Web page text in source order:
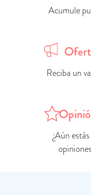
Acumule
Reciba un
¿Aún